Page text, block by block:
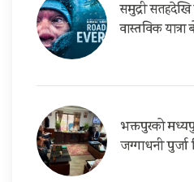
समुद्री
वास्तविक
भक्तपुरको
जग्गाधनी पुर्जा